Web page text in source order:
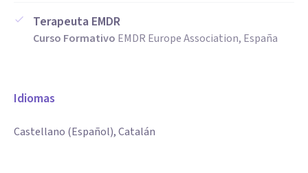
Terapeuta EMDR
Curso Formativo EMDR Europe Association, España
Idiomas
Castellano (Español), Catalán